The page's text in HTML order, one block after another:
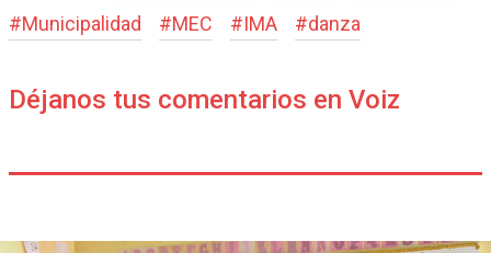
#Municipalidad #MEC #IMA #danza
Déjanos tus comentarios en Voiz